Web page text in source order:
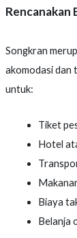
Rencanakan
Songkran
akomodasi dan
untuk:
Tiket
Hotel
Biaya
Belanja